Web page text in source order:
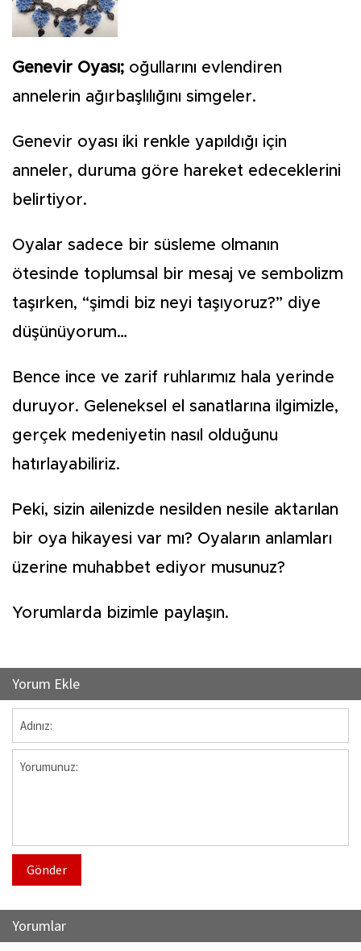
Genevir Oyası; oğullarını evlendiren
annelerin ağırbaşlılığını simgeler.
Genevir oyası iki renkle yapıldığı için
anneler, duruma göre hareket edeceklerini
belirtiyor.
Oyalar sadece bir süsleme olmanın
ötesinde toplumsal bir mesaj ve sembolizm
taşırken, “şimdi biz neyi taşıyoruz?” diye
düşünüyorum…
Bence ince ve zarif ruhlarımız hala yerinde
duruyor. Geleneksel el sanatlarına ilgimizle,
gerçek medeniyetin nasıl olduğunu
hatırlayabiliriz.
Peki, sizin ailenizde nesilden nesile aktarılan
bir oya hikayesi var mı? Oyaların anlamları
üzerine muhabbet ediyor musunuz?
Yorumlarda bizimle paylaşın.
Yorum Ekle
Gönder
Yorumlar